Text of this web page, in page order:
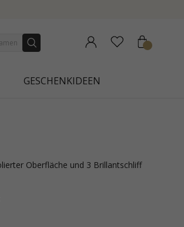
GESCHENKIDEEN